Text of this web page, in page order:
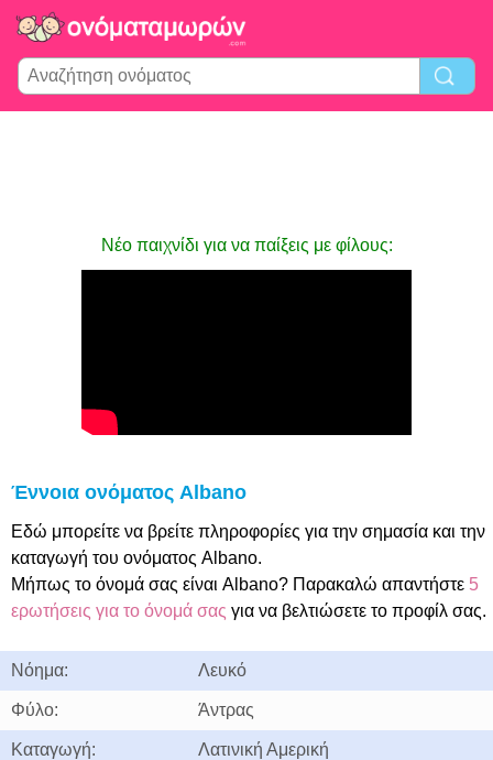
Νέο παιχνίδι για να παίξεις με φίλους:
Έννοια ονόματος Albano
Εδώ μπορείτε να βρείτε πληροφορίες για την σημασία και την
καταγωγή του ονόματος Albano.
Μήπως το όνομά σας είναι Albano? Παρακαλώ απαντήστε 5
ερωτήσεις για το όνομά σας για να βελτιώσετε το προφίλ σας.
Νόημα: Λευκό
Φύλο: Άντρας
Καταγωγή: Λατινική Αμερική